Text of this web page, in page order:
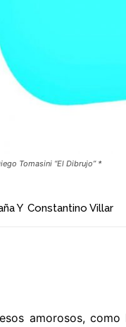
Tomasini “El Dibrujo” *
Y Constantino Villar
amorosos,